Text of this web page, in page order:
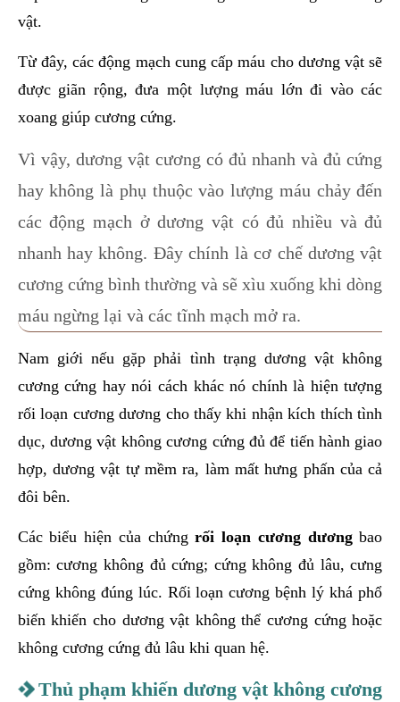
vật.
Từ đây, các động mạch cung cấp máu cho dương vật sẽ
được giãn rộng, đưa một lượng máu lớn đi vào các
xoang giúp cương cứng.
Vì vậy, dương vật cương có đủ nhanh và đủ cứng
hay không là phụ thuộc vào lượng máu chảy đến
các động mạch ở dương vật có đủ nhiều và đủ
nhanh hay không. Đây chính là cơ chế dương vật
cương cứng bình thường và sẽ xìu xuống khi dòng
máu ngừng lại và các tĩnh mạch mở ra.
Nam giới nếu gặp phải tình trạng dương vật không
cương cứng hay nói cách khác nó chính là hiện tượng
rối loạn cương dương cho thấy khi nhận kích thích tình
dục, dương vật không cương cứng đủ để tiến hành giao
hợp, dương vật tự mềm ra, làm mất hưng phấn của cả
đôi bên.
Các biểu hiện của chứngrối loạn cương dươngbao
gồm: cương không đủ cứng; cứng không đủ lâu, cưng
cứng không đúng lúc. Rối loạn cương bệnh lý khá phổ
biến khiến cho dương vật không thể cương cứng hoặc
không cương cứng đủ lâu khi quan hệ.
Thủ phạm khiến dương vật không cương